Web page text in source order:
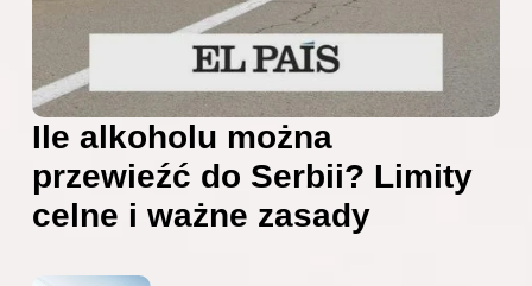
Ile alkoholu można
przewieźć do Serbii? Limity
celne i ważne zasady